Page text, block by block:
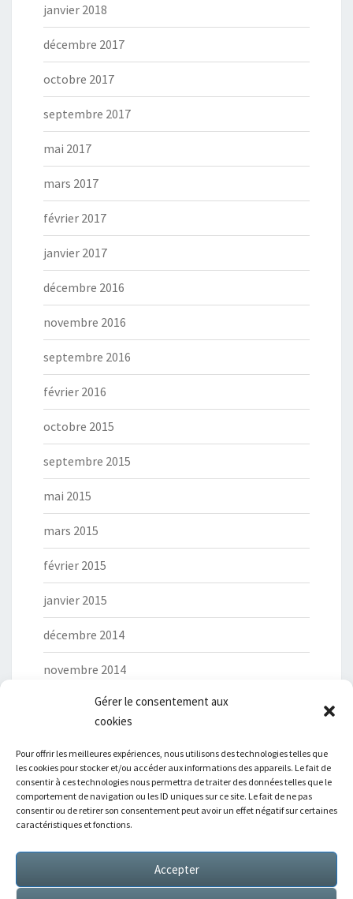
Gérer le consentement aux
cookies
Pour offrir les meilleures expériences, nous utilisons des technologies telles que
les cookies pour stocker et/ou accéder aux informations des appareils. Le fait de
consentir à ces technologies nous permettra de traiter des données telles que le
comportement de navigation ou les ID uniques sur ce site. Le fait de ne pas
consentir ou de retirer son consentement peut avoir un effet négatif sur certaines
caractéristiques et fonctions.
Accepter
janvier 2018
décembre 2017
octobre 2017
septembre 2017
mai 2017
mars 2017
février 2017
janvier 2017
décembre 2016
novembre 2016
septembre 2016
février 2016
octobre 2015
septembre 2015
mai 2015
mars 2015
février 2015
janvier 2015
décembre 2014
novembre 2014
Catégories
Ciné-club
Derniers articles